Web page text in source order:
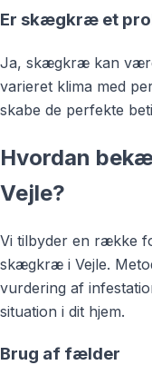
Er skægkræ et
Ja, skægkræ kan
varieret klima med
skabe de perfekte
Hvordan
Vejle?
Vi tilbyder en række
skægkræ i Vejle.
vurdering af
situation i dit hjem.
Brug af fælder